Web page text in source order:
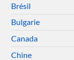
Brésil
Bulgarie
Canada
Chine